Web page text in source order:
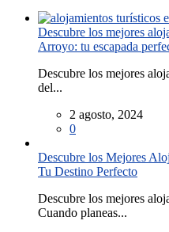
Descubre los mejores
Arroyo: tu escapada
Descubre los mejores
del...
2 agosto, 2024
0
Descubre los Mejores
Tu Destino Perfecto
Descubre los mejores
Cuando planeas...